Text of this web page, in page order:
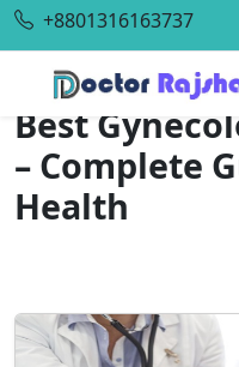
+8801316163737
Best
– Complete
Health